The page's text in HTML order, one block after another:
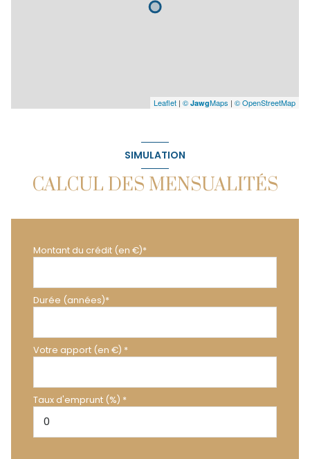
Leaflet | © JawgMaps | © OpenStreetMap
SIMULATION
CALCUL DES MENSUALITÉS
Montant du crédit (en €)*
Durée (années)*
Votre apport (en €) *
Taux d'emprunt (%) *